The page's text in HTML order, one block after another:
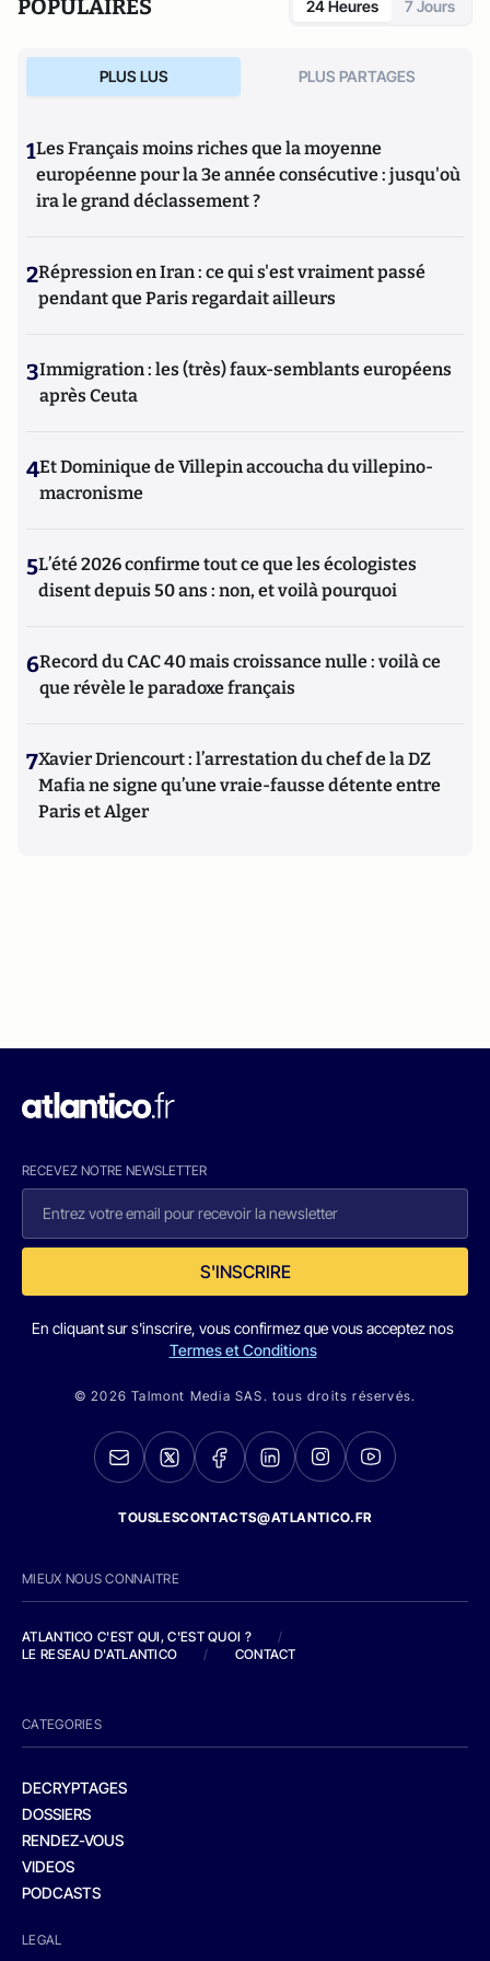
POPULAIRES 24 Heures 7 Jours
PLUS LUS PLUS PARTAGES
1Les Français moins riches que la moyenne
européenne pour la 3e année consécutive : jusqu'où
ira le grand déclassement ?
2Répression en Iran : ce qui s'est vraiment passé
pendant que Paris regardait ailleurs
3Immigration : les (très) faux-semblants européens
après Ceuta
4Et Dominique de Villepin accoucha du villepino-
macronisme
5L’été 2026 confirme tout ce que les écologistes
disent depuis 50 ans : non, et voilà pourquoi
6Record du CAC 40 mais croissance nulle : voilà ce
que révèle le paradoxe français
7Xavier Driencourt : l’arrestation du chef de la DZ
Mafia ne signe qu’une vraie-fausse détente entre
Paris et Alger
RECEVEZ NOTRE NEWSLETTER
S'INSCRIRE
En cliquant sur s'inscrire, vous confirmez que vous acceptez nos
Termes et Conditions
© 2026 Talmont Media SAS. tous droits réservés.
TOUSLESCONTACTS@ATLANTICO.FR
MIEUX NOUS CONNAITRE
ATLANTICO C'EST QUI, C'EST QUOI ?
/
LE RESEAU D'ATLANTICO
/ CONTACT
CATEGORIES
DECRYPTAGES
DOSSIERS
RENDEZ-VOUS
VIDEOS
PODCASTS
LEGAL